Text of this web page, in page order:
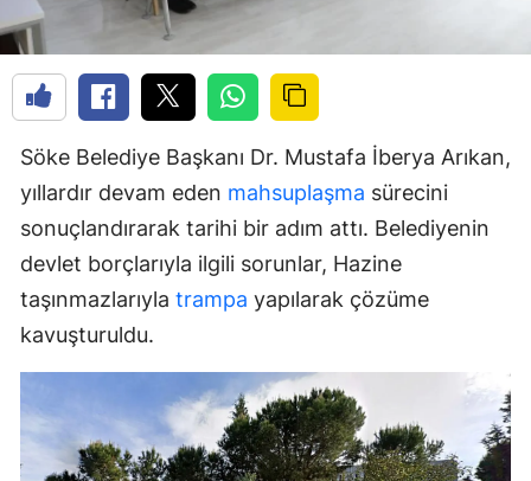
Söke Belediye Başkanı Dr. Mustafa İberya Arıkan,
yıllardır devam eden mahsuplaşma sürecini
sonuçlandırarak tarihi bir adım attı. Belediyenin
devlet borçlarıyla ilgili sorunlar, Hazine
taşınmazlarıyla trampa yapılarak çözüme
kavuşturuldu.